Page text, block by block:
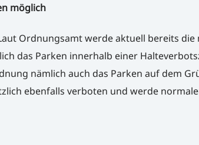
möglich
Ordnungsamt werde aktuell bereits
das Parken innerhalb einer
nämlich auch das Parken auf dem
ebenfalls verboten und werde